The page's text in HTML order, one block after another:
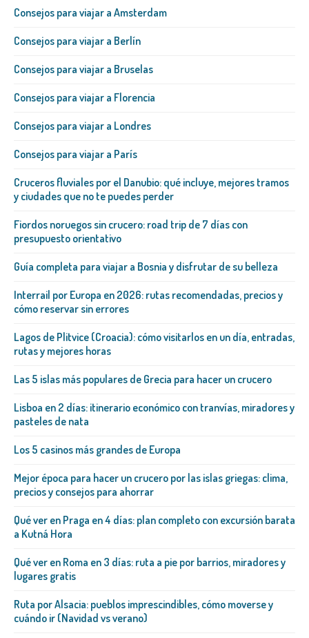
Consejos para viajar a Amsterdam
Consejos para viajar a Berlín
Consejos para viajar a Bruselas
Consejos para viajar a Florencia
Consejos para viajar a Londres
Consejos para viajar a París
Cruceros fluviales por el Danubio: qué incluye, mejores tramos
y ciudades que no te puedes perder
Fiordos noruegos sin crucero: road trip de 7 días con
presupuesto orientativo
Guía completa para viajar a Bosnia y disfrutar de su belleza
Interrail por Europa en 2026: rutas recomendadas, precios y
cómo reservar sin errores
Lagos de Plitvice (Croacia): cómo visitarlos en un día, entradas,
rutas y mejores horas
Las 5 islas más populares de Grecia para hacer un crucero
Lisboa en 2 días: itinerario económico con tranvías, miradores y
pasteles de nata
Los 5 casinos más grandes de Europa
Mejor época para hacer un crucero por las islas griegas: clima,
precios y consejos para ahorrar
Qué ver en Praga en 4 días: plan completo con excursión barata
a Kutná Hora
Qué ver en Roma en 3 días: ruta a pie por barrios, miradores y
lugares gratis
Ruta por Alsacia: pueblos imprescindibles, cómo moverse y
cuándo ir (Navidad vs verano)